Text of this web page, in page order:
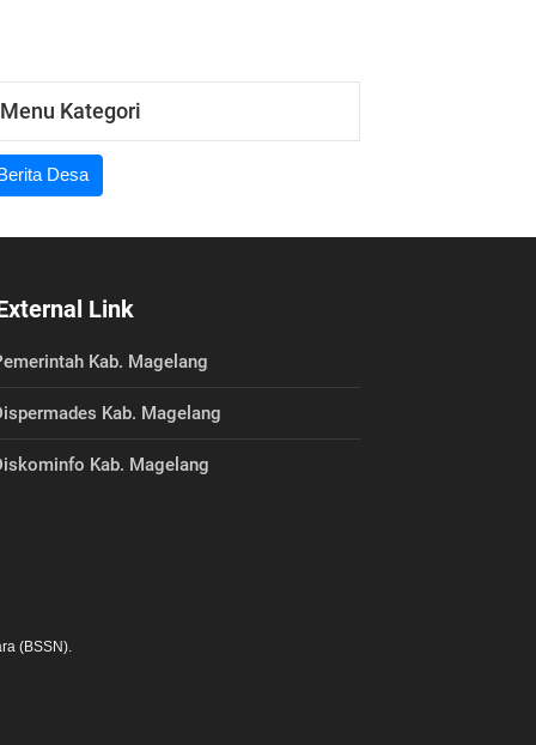
Menu Kategori
Desa
Link
Kab. Magelang
Kab. Magelang
Kab. Magelang
(BSSN).